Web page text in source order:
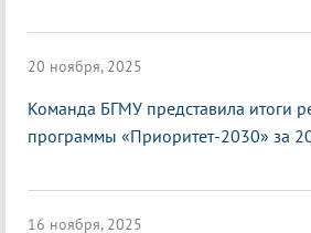
20 ноября, 2025
Команда БГМУ представила итоги
программы «Приоритет-2030» за
16 ноября, 2025